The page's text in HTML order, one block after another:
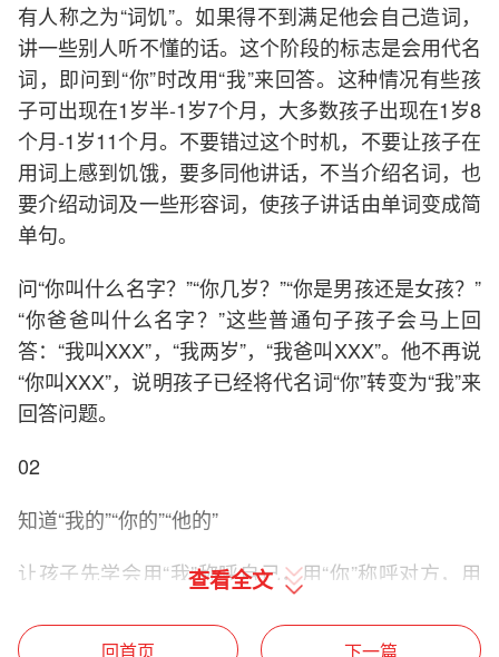
有人称之为“词饥”。如果得不到满足他会自己造词，
讲一些别人听不懂的话。这个阶段的标志是会用代名
词，即问到“你”时改用“我”来回答。这种情况有些孩
子可出现在1岁半-1岁7个月，大多数孩子出现在1岁8
个月-1岁11个月。不要错过这个时机，不要让孩子在
用词上感到饥饿，要多同他讲话，不当介绍名词，也
要介绍动词及一些形容词，使孩子讲话由单词变成简
单句。
问“你叫什么名字？”“你几岁？”“你是男孩还是女孩？”
“你爸爸叫什么名字？”这些普通句子孩子会马上回
答：“我叫XXX”，“我两岁”，“我爸叫XXX”。他不再说
“你叫XXX”，说明孩子已经将代名词“你”转变为“我”来
回答问题。
02
知道“我的”“你的”“他的”
让孩子先学会用“我”称呼自己，用“你”称呼对方，用
“他”称呼第三个人。孩子最喜欢认鞋、拿孩子的新鞋
问“谁的？”孩子还不会开口，就会用手拍胸脯表示是
查看全文
回首页 下一篇